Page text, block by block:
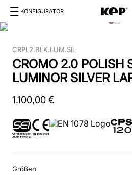
KONFIGURATOR
Cosa stai cercando?
1 smart nova
2.reithelm
3.box
4.chromo 2
CRPL2.BLK.LUM.SIL
CROMO 2.0 POLISH
LUMINOR SILVER
1.100,00 €
Größen